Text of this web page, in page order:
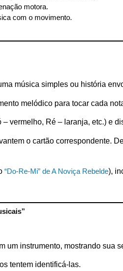
motora.
com o movimento.
música simples ou história
melódico para tocar cada
vermelho, Ré – laranja, etc.) e
o cartão correspondente.
“Do-Re-Mi” de A Noviça Rebelde),
um instrumento, mostrando sua
tentem identificá-las.